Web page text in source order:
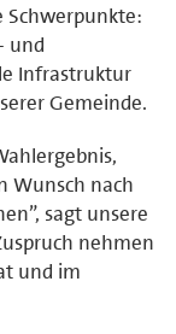
Schwerpunkte:
und
Infrastruktur
Gemeinde.
Wunsch nach
sagt unsere
nehmen
und im